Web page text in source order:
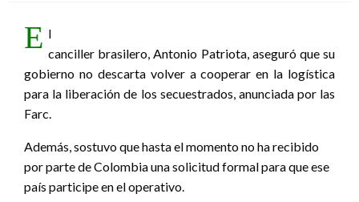
E l
canciller brasilero, Antonio Patriota, aseguró que su
gobierno no descarta volver a cooperar en la logística
para la liberación de los secuestrados, anunciada por las
Farc.
Además, sostuvo que hasta el momento no ha recibido
por parte de Colombia una solicitud formal para que ese
país participe en el operativo.